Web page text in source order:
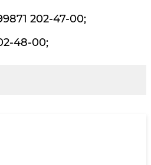
202-47-00;
48-00;